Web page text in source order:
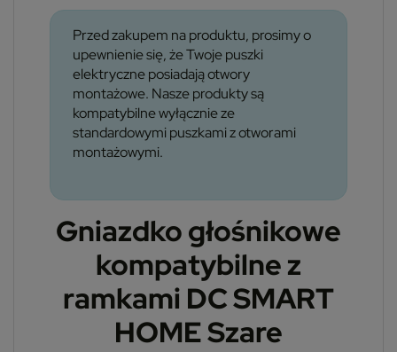
Przed zakupem na produktu, prosimy o
upewnienie się, że Twoje puszki
elektryczne posiadają otwory
montażowe. Nasze produkty są
kompatybilne wyłącznie ze
standardowymi puszkami z otworami
montażowymi.
Gniazdko głośnikowe
kompatybilne z
ramkami DC SMART
HOME Szare